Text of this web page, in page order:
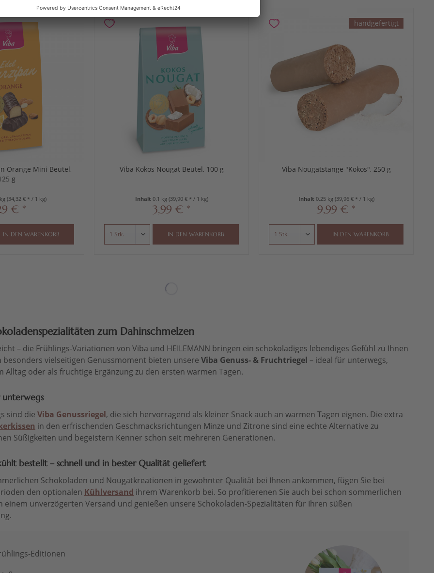
Orange Mini Beutel,
g
(34,32 € * / 1 kg)
€ *
IN DEN WARENKORB
Viba Kokos Nougat Beutel, 100 g
Inhalt 0.1 kg (39,90 € * / 1 kg)
3,99 € *
IN DEN WARENKORB
handgefertigt
Viba Nougatstange "Kokos", 250 g
Inhalt 0.25 kg (39,96 € * / 1 kg)
9,99 € *
IN DEN WARENKORB
zum Dahinschmelzen
– die Frühlings-Variationen von Viba und HEILEMANN bringen ein schokoladiges lebendiges Gefühl zu Ihnen
besonders vielseitigen Genussmoment bieten unsere Viba Genuss- & Fruchtriegel – ideal für unterwegs,
Alltag oder als fruchtige Ergänzung zu den ersten warmen Tagen.
unterwegs
sind die Viba Genussriegel, die sich hervorragend als kleiner Snack auch an warmen Tagen eignen. Die extra
in den erfrischenden Geschmacksrichtungen Minze und Zitrone sind eine echte Alternative zu
Süßigkeiten und begeistern Kenner schon seit mehreren Generationen.
bestellt – schnell und in bester Qualität geliefert
Schokoladen und Nougatkreationen in gewohnter Qualität bei Ihnen ankommen, fügen Sie bei
den optionalen Kühlversand ihrem Warenkorb bei. So profitierenen Sie auch bei schon sommerlichen
einem unverzögerten Versand und genießen unsere Schokoladen-Spezialitäten für Ihren süßen
Editionen